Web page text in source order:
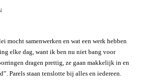
mocht samenwerken en wat een werk hebben
elke dag, want ik ben nu niet bang voor
dragen prettig, ze gaan makkelijk in en
Parels staan tenslotte bij alles en iedereen.